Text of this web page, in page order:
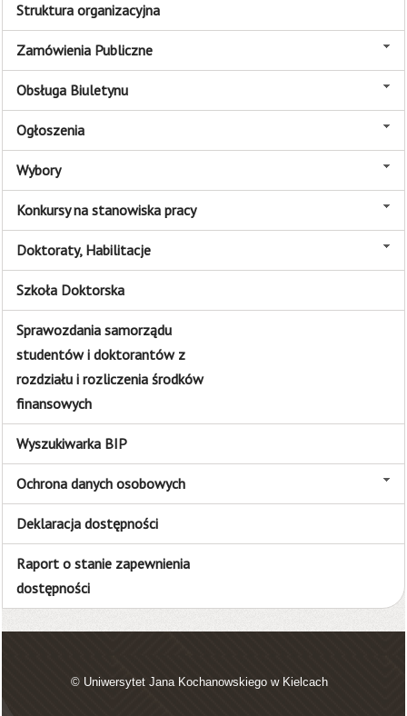
Struktura organizacyjna
Zamówienia Publiczne
Obsługa Biuletynu
Ogłoszenia
Wybory
Konkursy na stanowiska pracy
Doktoraty, Habilitacje
Szkoła Doktorska
Sprawozdania samorządu
studentów i doktorantów z
rozdziału i rozliczenia środków
finansowych
Wyszukiwarka BIP
Ochrona danych osobowych
Deklaracja dostępności
Raport o stanie zapewnienia
dostępności
© Uniwersytet Jana Kochanowskiego w Kielcach